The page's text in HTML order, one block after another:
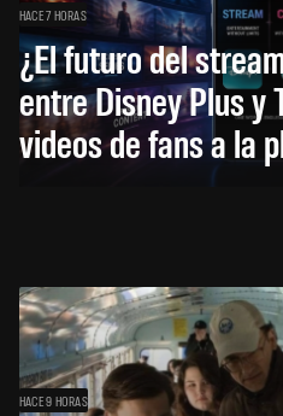
HACE 7 HORAS
¿El futuro del
entre Disney Plus y
videos de fans a la
HACE 9 HORAS